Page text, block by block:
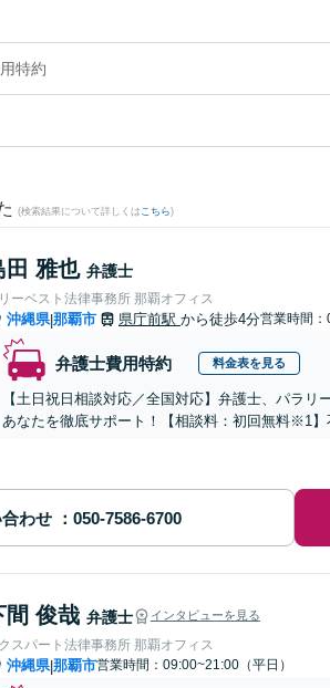
士費用特約を法律相談できる沖縄県内の弁護士に
特約
(検索結果について詳しくは こちら)
田 雅也 弁護士
ーベスト法律事務所 那覇オフィス
沖縄県|那覇市 県庁前駅 から徒歩4分営業時間：
弁護士費用特約 料金表を見る
【土日祝日相談対応／全国対応】弁護士、パラ
あなたを徹底サポート！【相談料：初回無料※1
わせ
間 俊哉 弁護士 インタビューを見る
スパート法律事務所 那覇オフィス
沖縄県|那覇市営業時間：09:00~21:00（平日）